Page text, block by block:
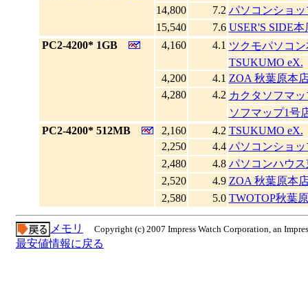
14,800
7.2 パソコンショ
15,540
7.6 USER'S SIDE本
PC2-4200* 1GB 4,160 4.1 ツクモパソコ
TSUKUMO eX.
4,200
4.1 ZOA 秋葉原本
4,280
4.2 カクタソフマッ
ソフマップ1号
PC2-4200* 512MB 2,160 4.2 TSUKUMO eX.
2,250
4.4 パソコンショ
2,480
4.8 パソコンハウス
2,520
4.9 ZOA 秋葉原本
2,580
5.0 TWOTOP秋葉
Copyright (c) 2007 Impress Watch Corporation, an
メモリ
最安値情報に戻る